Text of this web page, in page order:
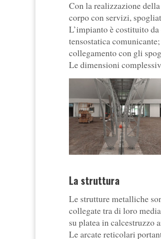
Con la realizzazione
corpo con servizi,
L’impianto è costituito
tensostatica
collegamento con gli
Le dimensioni
La struttura
Le strutture metalliche
collegate tra di loro
su platea in calcestruzzo
Le arcate reticolari